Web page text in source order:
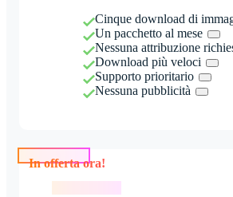
Cinque download di
Un pacchetto al mese
Nessuna attribuzione
Download più veloci
Supporto prioritario
Nessuna pubblicità